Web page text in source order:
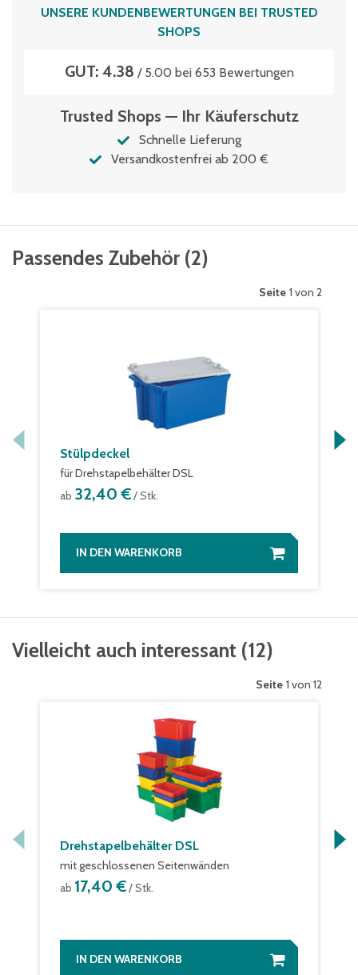
UNSERE KUNDENBEWERTUNGEN BEI TRUSTED
SHOPS
GUT: 4.38 / 5.00 bei 653 Bewertungen
Trusted Shops — Ihr Käuferschutz
Schnelle Lieferung
Versandkostenfrei ab 200 €
Passendes Zubehör (2)
Seite 1 von 2
Stülpdeckel
für Drehstapelbehälter DSL
ab 32,40 €/ Stk.
IN DEN WARENKORB
Vielleicht auch interessant (12)
Seite 1 von 12
Drehstapelbehälter DSL
mit geschlossenen Seitenwänden
ab 17,40 €/ Stk.
IN DEN WARENKORB